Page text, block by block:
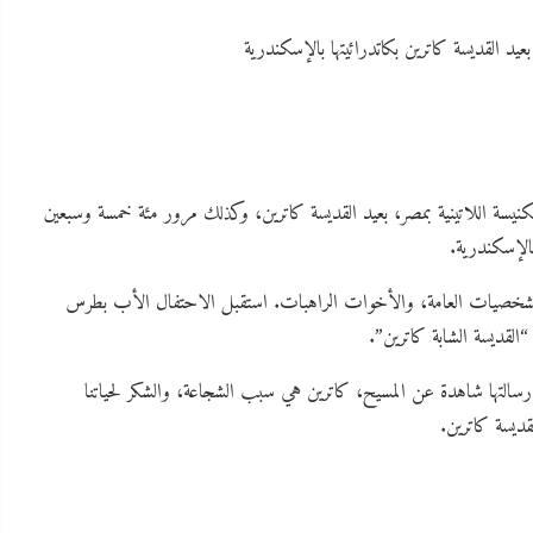
القديسة كاترين بكاتدرائيتها بالإسكندرية
اللاتينية بمصر، بعيد القديسة كاترين، وكذلك مرور مئة خمسة وسبعين
العامة، والأخوات الراهبات. استقبل الاحتفال الأب بطرس
الشابة كاترين”.
شاهدة عن المسيح، كاترين هي سبب الشجاعة، والشكر لحياتنا
كاترين.